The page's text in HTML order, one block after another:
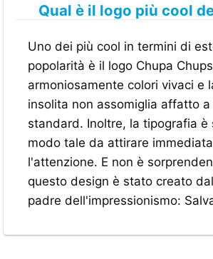
Qual è il logo più cool
Uno dei più cool in termini di
popolarità è il logo Chupa
armoniosamente colori vivaci e
insolita non assomiglia affatto
standard. Inoltre, la tipografia è
modo tale da attirare
l'attenzione. E non è
questo design è stato creato
padre dell'impressionismo: